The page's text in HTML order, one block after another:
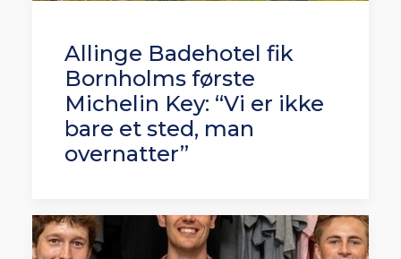
Allinge Badehotel fik
Bornholms første
Michelin Key: “Vi er ikke
bare et sted, man
overnatter”